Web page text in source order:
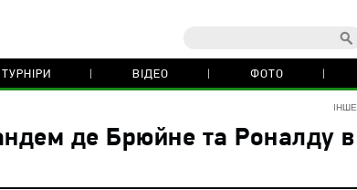
ВІДЕО ФОТО
ІНШЕ
де Брюйне та Роналду в